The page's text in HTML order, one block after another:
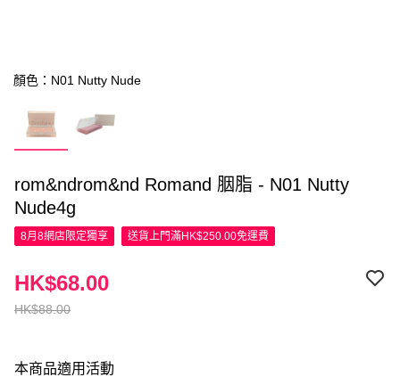
顏色：N01 Nutty Nude
rom&ndrom&nd Romand 胭脂 - N01 Nutty
Nude4g
8月8網店限定獨享 送貨上門滿HK$250.00免運費
HK$88.00
HK$68.00
本商品適用活動